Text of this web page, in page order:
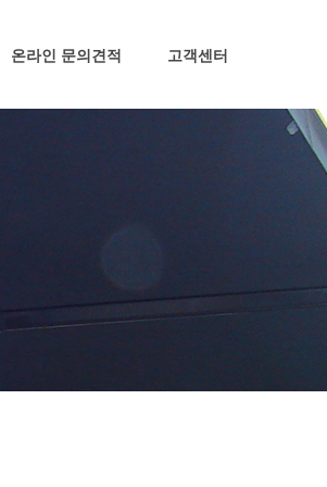
온라인 문의견적 고객센터